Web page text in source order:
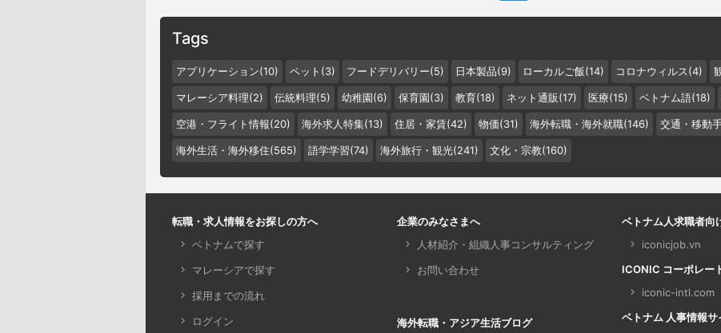
Tags
アプリケーション(10) ペット(3) フードデリバリー(5) 日本製品(9) ローカルご飯(14) コロナウィルス(4)
マレーシア料理(2) 伝統料理(5) 幼稚園(6) 保育園(3) 教育(18) ネット通販(17) 医療(15) ベトナム語(18)
空港・フライト情報(20) 海外求人特集(13) 住居・家賃(42) 物価(31) 海外転職・海外就職(146) 交通・移動
海外生活・海外移住(565) 語学学習(74) 海外旅行・観光(241) 文化・宗教(160)
転職・求人情報をお探しの方へ
ベトナムで探す
マレーシアで探す
採用までの流れ
ログイン
企業のみなさまへ
人材紹介・組織人事コンサルティング
お問い合わせ
海外転職・アジア生活ブログ
ベトナム人求職者向
iconicjob.vn
ICONIC コーポレー
iconic-intl.com
ベトナム 人事情報